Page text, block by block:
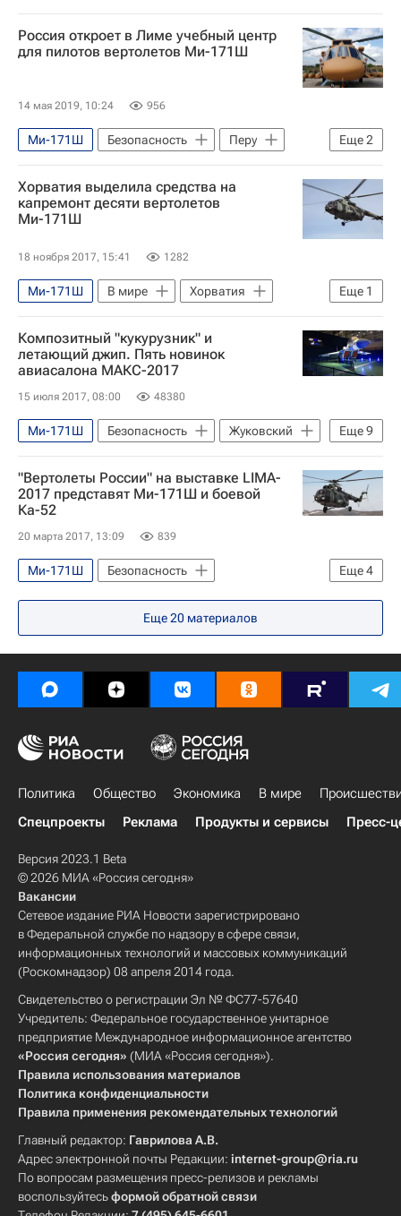
МиГ-29
Калашников (концерн)
Алабино
Мста-С
парк "Патриот"
Россия откроет в Лиме учебный центр
для пилотов вертолетов Ми-171Ш
14 мая 2019, 10:24 956
Еще2
Ми-171Ш Безопасность
Перу
Рособоронэкспорт
Россия
Хорватия выделила средства на
капремонт десяти вертолетов
Ми-171Ш
18 ноября 2017, 15:41 1282
Еще 1
Ми-171Ш В мире
Хорватия
Россия
Композитный "кукурузник" и
летающий джип. Пять новинок
авиасалона МАКС-2017
15 июля 2017, 08:00 48380
Еще9
Ми-171Ш Безопасность
Жуковский
МиГ (корпорация)
Вертолеты России
Техмаш
МАКС-2017
МиГ-35
Министерство обороны РФ (Минобороны РФ)
Россия
"Вертолеты России" на выставке LIMA-
2017 представят Ми-171Ш и боевой
Ка-52
20 марта 2017, 13:09 839
Еще4
Ми-171Ш
Безопасность
Вертолеты России
LIMA-2017
Россия
Еще20 материалов
Политика Общество Экономика В мире
Спецпроекты
Реклама Продукты и сервисы Пресс-
Версия 2023.1 Beta
© 2026 МИА «Россия сегодня»
Вакансии
Сетевое издание РИА Новости зарегистрировано
в Федеральной службе по надзору в сфере связи,
информационных технологий и массовых коммуникаций
(Роскомнадзор) 08 апреля 2014 года.
Свидетельство о регистрации Эл № ФС77-57640
Учредитель: Федеральное государственное унитарное
предприятие Международное информационное агентство
«Россия сегодня» (МИА «Россия сегодня»).
Правила использования материалов
Политика конфиденциальности
Правила применения рекомендательных технологий
Главный редактор: Гаврилова А.В.
Адрес электронной почты Редакции: internet-group@ria.ru
По вопросам размещения пресс-релизов и рекламы
воспользуйтесьформой обратной связи